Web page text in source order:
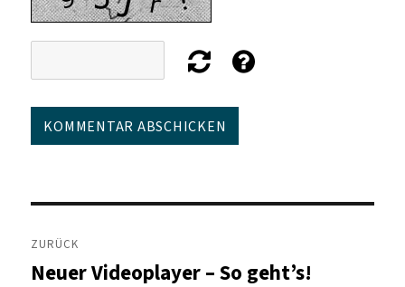
Beitragsnavigation
ZURÜCK
Vorheriger
Neuer Videoplayer – So geht’s!